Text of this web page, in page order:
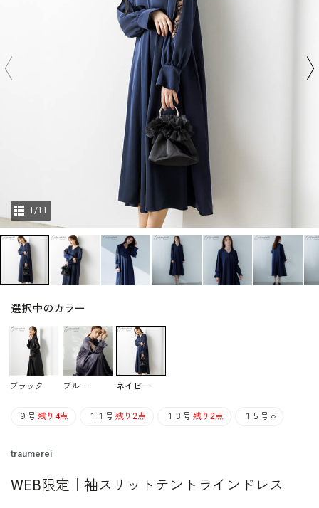
1 /11
選択中のカラー
ブラック ブルー ネイビー
９号 残り4点 １１号 残り2点 １３号 残り2点 １５号 ○
traumerei
WEB限定｜袖スリットテントラインドレス